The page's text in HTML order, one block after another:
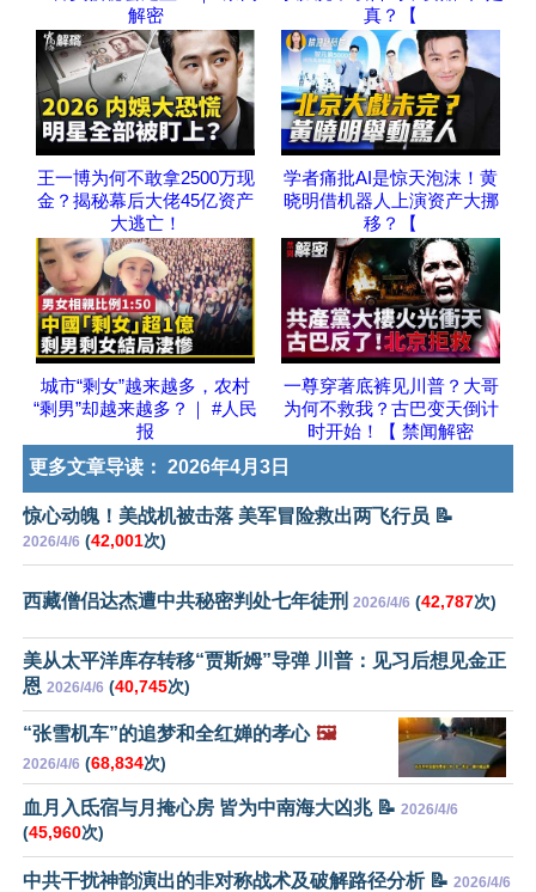
解密
真？【
王一博为何不敢拿2500万现
金？揭秘幕后大佬45亿资产
大逃亡！
学者痛批AI是惊天泡沫！黄
晓明借机器人上演资产大挪
移？【
城市“剩女”越来越多，农村
“剩男”却越来越多？｜ #人民
报
一尊穿著底裤见川普？大哥
为何不救我？古巴变天倒计
时开始！【 禁闻解密
更多文章导读： 2026年4月3日
惊心动魄！美战机被击落 美军冒险救出两飞行员 📝
2026/4/6 (42,001次)
西藏僧侣达杰遭中共秘密判处七年徒刑 2026/4/6 (42,787次)
美从太平洋库存转移“贾斯姆”导弹 川普：见习后想见金正
恩 2026/4/6 (40,745次)
“张雪机车”的追梦和全红婵的孝心 🖼️
2026/4/6 (68,834次)
血月入氐宿与月掩心房 皆为中南海大凶兆 📝 2026/4/6
(45,960次)
中共干扰神韵演出的非对称战术及破解路径分析 📝 2026/4/6